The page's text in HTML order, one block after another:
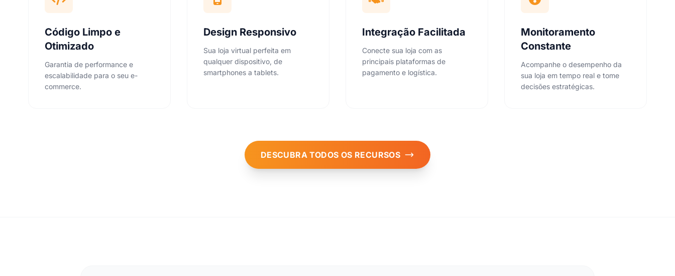
Código Limpo e
Otimizado
Garantia de performance e
escalabilidade para o seu e-
commerce.
Design Responsivo
Sua loja virtual perfeita em
qualquer dispositivo, de
smartphones a tablets.
Integração Facilitada
Conecte sua loja com as
principais plataformas de
pagamento e logística.
Monitoramento
Constante
Acompanhe o desempenho da
sua loja em tempo real e tome
decisões estratégicas.
DESCUBRA TODOS OS RECURSOS